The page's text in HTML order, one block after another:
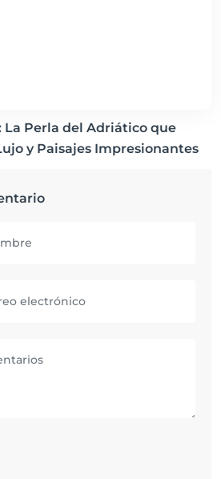
La Perla del Adriático que
y Paisajes Impresionantes